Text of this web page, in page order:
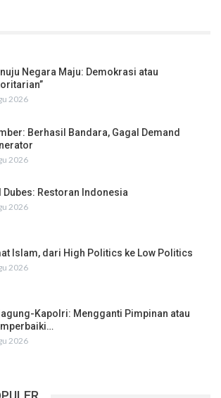
Negara Maju: Demokrasi atau
2026
Berhasil Bandara, Gagal Demand
2026
Dubes: Restoran Indonesia
2026
Islam, dari High Politics ke Low Politics
2026
Kapolri: Mengganti Pimpinan atau
2026